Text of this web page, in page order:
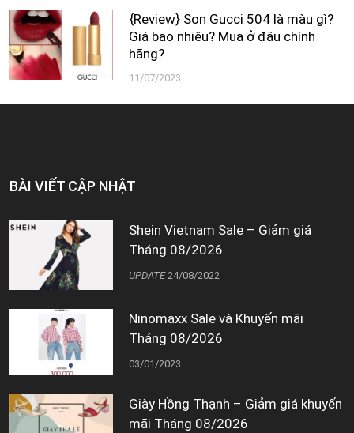
{Review} Son Gucci 504 là màu gì?
Giá bao nhiêu? Mua ở đâu chính
hãng?
11/07/2023
BÀI VIẾT CẬP NHẬT
Shein Vietnam Sale – Giảm giá
Tháng 08/2026
UPDATE 24/08/2022
Ninomaxx Sale và Khuyến mãi
Tháng 08/2026
03/01/2023
Giày Hồng Thạnh – Giảm giá khuyến
mãi Tháng 08/2026